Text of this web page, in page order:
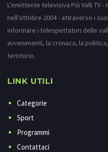
L’emittente televisiva Più Valli TV
nell’ottobre 2004 - attraverso i
informare i telespettatori delle
avvenimenti, la cronaca, la
territorio.
LINK UTILI
Categorie
Sport
Programmi
Contattaci